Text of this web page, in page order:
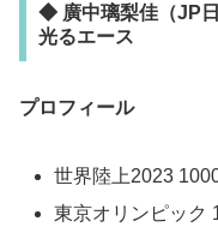
◆ 廣中璃梨佳（JP
光るエース
プロフィール
世界陸上2023
東京オリンピック